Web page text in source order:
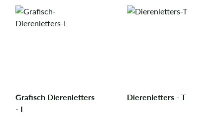
Grafisch Dierenletters
- I
Dierenletters - T